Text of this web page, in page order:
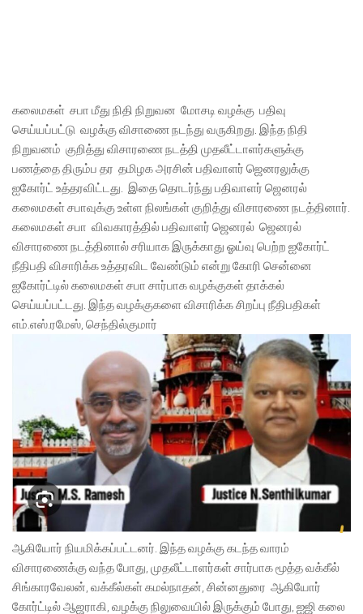
கலைமகள் சபா மீது நிதி நிறுவன மோசடி வழக்கு பதிவு
செய்யப்பட்டு வழக்கு விசாணை நடந்து வருகிறது. இந்த நிதி
நிறுவனம் குறித்து விசாரணை நடத்தி முதலீட்டாளர்களுக்கு
பணத்தை திரும்ப தர தமிழக அரசின் பதிவாளர் ஜெனரலுக்கு
ஐகோர்ட் உத்தரவிட்டது. இதை தொடர்ந்து பதிவாளர் ஜெனரல்
கலைமகள் சபாவுக்கு உள்ள நிலங்கள் குறித்து விசாரணை நடத்தினார்.
கலைமகள் சபா விவகாரத்தில் பதிவாளர் ஜெனரல் ஜெனரல்
விசாரணை நடத்தினால் சரியாக இருக்காது ஓய்வு பெற்ற ஐகோர்ட்
நீதிபதி விசாரிக்க உத்தரவிட வேண்டும் என்று கோரி சென்னை
ஐகோர்ட்டில் கலைமகள் சபா சார்பாக வழக்குகள் தாக்கல்
செய்யப்பட்டது. இந்த வழக்குகளை விசாரிக்க சிறப்பு நீதிபதிகள்
எம்.எஸ்.ரமேஸ், செந்தில்குமார்
ஆகியோர் நியமிக்கப்பட்டனர். இந்த வழக்கு கடந்த வாரம்
விசாரணைக்கு வந்த போது, முதலீட்டாளர்கள் சார்பாக மூத்த வக்கீல்
சிங்காரவேலன், வக்கீல்கள் கமல்நாதன், சின்னதுரை ஆகியோர்
கோர்ட்டில் ஆஜராகி, வழக்கு நிலுவையில் இருக்கும் போது, ஐஜி கலை